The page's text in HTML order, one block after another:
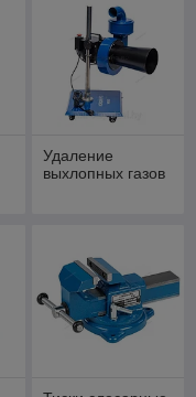
Удаление
выхлопных газов